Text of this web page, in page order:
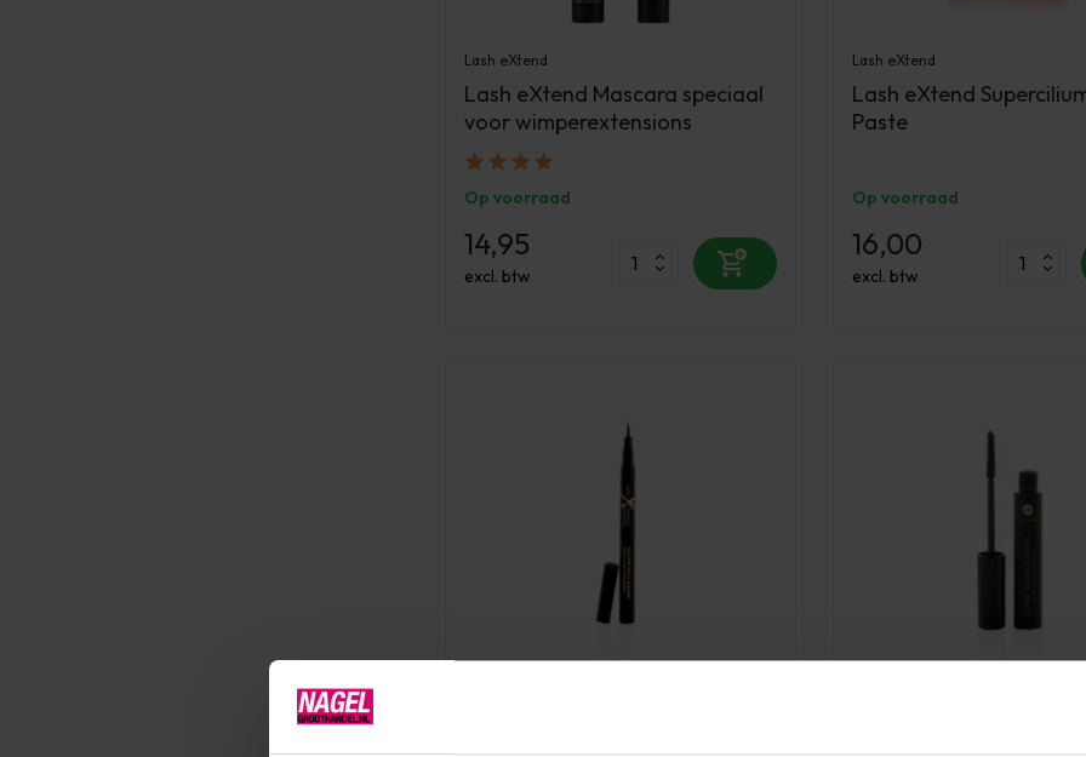
Lash eXtend
Lash eXtend Mascara speciaal
voor wimperextensions
Op voorraad
14,95
excl. btw
Lash eXtend
Lash eXtend
Paste
Op voorraad
16,00
excl. btw